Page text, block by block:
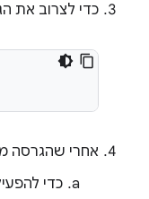
כדי לצרוב את
אחרי שהגרסה
כדי